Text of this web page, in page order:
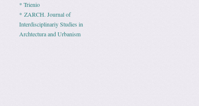
* Trienio
* ZARCH. Journal of
Interdisciplinariy Studies in
Archtectura and Urbanism